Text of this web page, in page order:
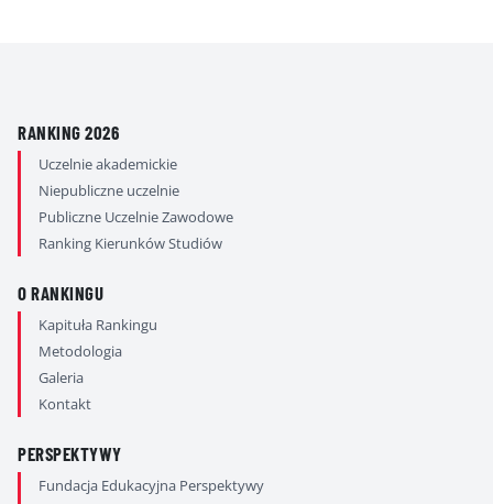
RANKING 2026
Uczelnie akademickie
Niepubliczne uczelnie
Publiczne Uczelnie Zawodowe
Ranking Kierunków Studiów
O RANKINGU
Kapituła Rankingu
Metodologia
Galeria
Kontakt
PERSPEKTYWY
Fundacja Edukacyjna Perspektywy